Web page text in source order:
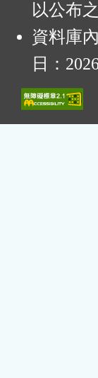
以公布
資料庫
日：